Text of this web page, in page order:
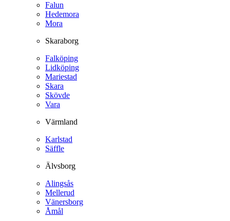
Falun
Hedemora
Mora
Skaraborg
Falköping
Lidköping
Mariestad
Skara
Skövde
Vara
Värmland
Karlstad
Säffle
Älvsborg
Alingsås
Mellerud
Vänersborg
Åmål